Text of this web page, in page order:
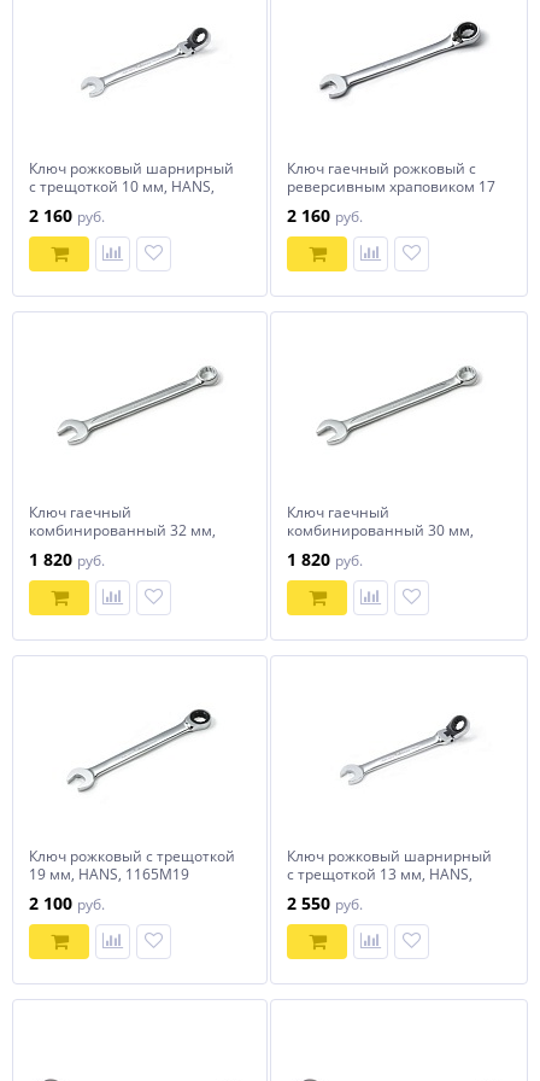
Ключ рожковый шарнирный
с трещоткой 10 мм, HANS,
2 160 руб.
Ключ гаечный рожковый с
реверсивным храповиком 17
2 160 руб.
Ключ гаечный
комбинированный 32 мм,
1 820 руб.
Ключ гаечный
комбинированный 30 мм,
1 820 руб.
Ключ рожковый с трещоткой
19 мм, HANS, 1165M19
2 100 руб.
Ключ рожковый шарнирный
с трещоткой 13 мм, HANS,
2 550 руб.